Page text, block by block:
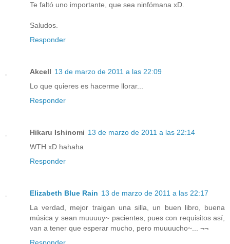
Te faltó uno importante, que sea ninfómana xD.
Saludos.
Responder
Akcell 13 de marzo de 2011 a las 22:09
Lo que quieres es hacerme llorar...
Responder
Hikaru Ishinomi 13 de marzo de 2011 a las 22:14
WTH xD hahaha
Responder
Elizabeth Blue Rain 13 de marzo de 2011 a las 22:17
La verdad, mejor traigan una silla, un buen libro, buena
música y sean muuuuy~ pacientes, pues con requisitos así,
van a tener que esperar mucho, pero muuuucho~... ¬¬